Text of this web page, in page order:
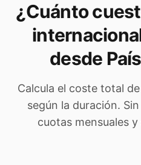
¿Cuánto
desde
Calcula el coste total
según la duración.
cuotas mensuales